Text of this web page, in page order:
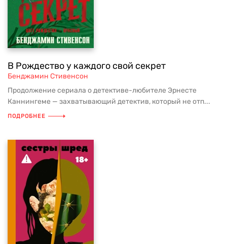
В Рождество у каждого свой секрет
Бенджамин Стивенсон
Продолжение сериала о детективе-любителе Эрнесте
Каннингеме — захватывающий детектив, который не отп...
ПОДРОБНЕЕ